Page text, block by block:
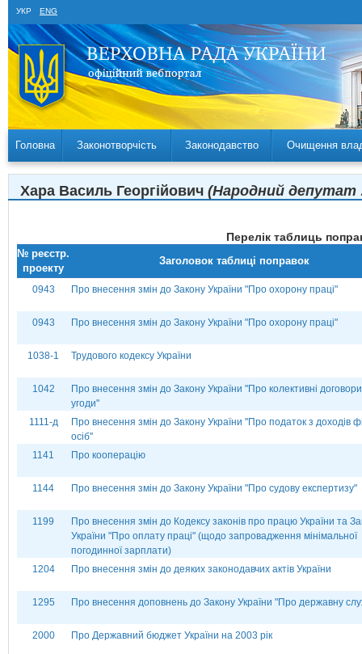
УКР ENG
Головна Законотворчість Законодавство Очищення
Хара Василь Георгійович (Народний депутат
Перелік таблиць
№ реєстр.
проекту
Заголовок таблиці поправок
0943 Про внесення змін до Закону України "Про охорону праці"
0943 Про внесення змін до Закону України "Про охорону праці"
1038-1 Трудового кодексу України
1042
Про внесення змін до Закону України "Про колективні договори
угоди"
1111-д
Про внесення змін до Закону України ''Про податок з доходів
осіб''
1141
Про кооперацію
1144 Про внесення змін до Закону України "Про судову експертизу"
1199
Про внесення змін до Кодексу законів про працю України та
України "Про оплату праці" (щодо запровадження мінімальної
погодинної зарплати)
1204
Про внесення змін до деяких законодавчих актів України
1295 Про внесення доповнень до Закону України "Про державну
2000 Про Державний бюджет України на 2003 рік